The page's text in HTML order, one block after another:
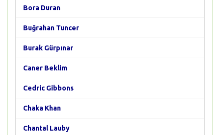
Bora Duran
Buğrahan Tuncer
Burak Gürpınar
Caner Beklim
Cedric Gibbons
Chaka Khan
Chantal Lauby